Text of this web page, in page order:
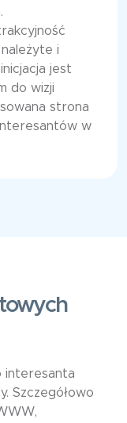
i
jest
do wizji
strona
w
interesanta
Szczegółowo